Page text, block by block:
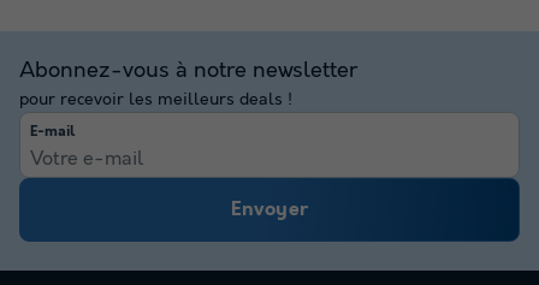
Abonnez-vous à notre newsletter
pour recevoir les meilleurs deals !
E-mail
Envoyer